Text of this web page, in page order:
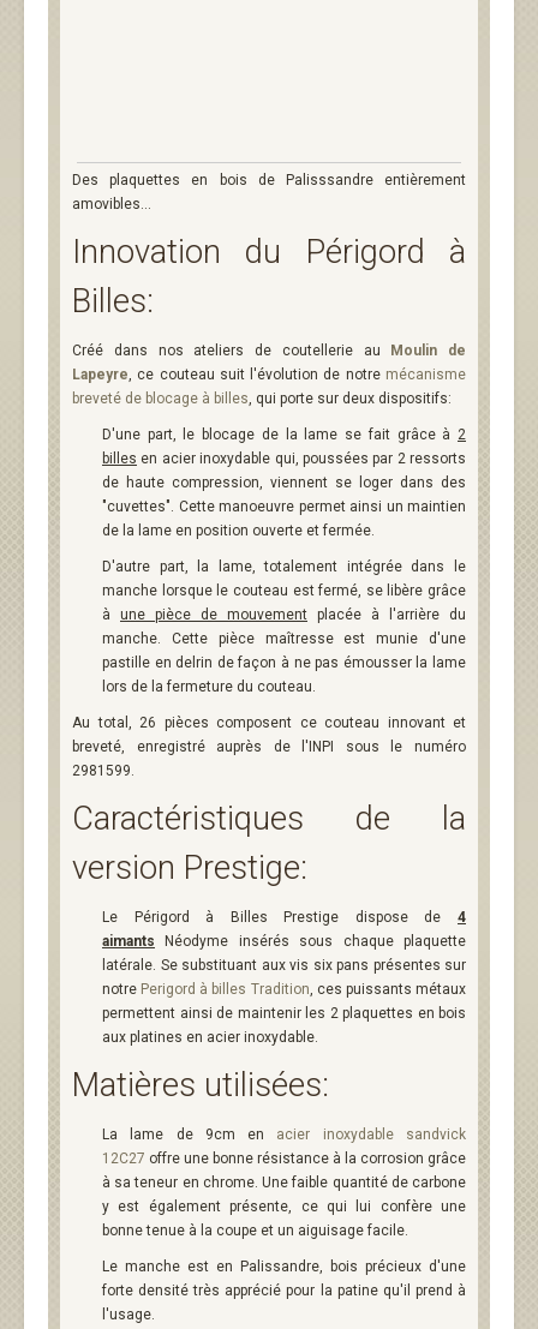
Des plaquettes en bois de Palisssandre entièrement
amovibles...
Innovation du Périgord à
Billes:
Créé dans nos ateliers de coutellerie au
Moulin de
Lapeyre, ce couteau suit l'évolution de notre mécanisme
breveté de blocage à billes, qui porte sur deux dispositifs:
D'une part, le blocage de la lame se fait grâce à 2
billes en acier inoxydable qui, poussées par 2 ressorts
de haute compression, viennent se loger dans des
"cuvettes". Cette manoeuvre permet ainsi un maintien
de la lame en position ouverte et fermée.
D'autre part, la lame, totalement intégrée dans le
manche lorsque le couteau est fermé, se libère grâce
à une pièce de mouvement placée à l'arrière du
manche. Cette pièce maîtresse est munie d'une
pastille en delrin de façon à ne pas émousser la lame
lors de la fermeture du couteau.
Au total, 26 pièces composent ce couteau innovant et
breveté, enregistré auprès de l'INPI sous le numéro
2981599.
Caractéristiques de la
version Prestige:
Le Périgord à Billes Prestige dispose de 4
aimants Néodyme insérés sous chaque plaquette
latérale. Se substituant aux vis six pans présentes sur
notre Perigord à billes Tradition, ces puissants métaux
permettent ainsi de maintenir les 2 plaquettes en bois
aux platines en acier inoxydable.
Matières utilisées:
La lame de 9cm en acier inoxydable sandvick
12C27 offre une bonne résistance à la corrosion grâce
à sa teneur en chrome. Une faible quantité de carbone
y est également présente, ce qui lui confère une
bonne tenue à la coupe et un aiguisage facile.
Le manche est en Palissandre, bois précieux d'une
forte densité très apprécié pour la patine qu'il prend à
l'usage.